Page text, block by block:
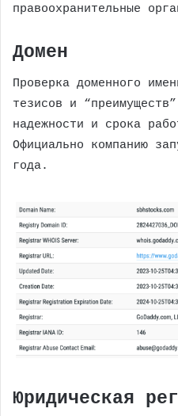
правоохранительные
Домен
Проверка доменного
тезисов и
надежности и срока
Официально компанию
года.
Юридическая